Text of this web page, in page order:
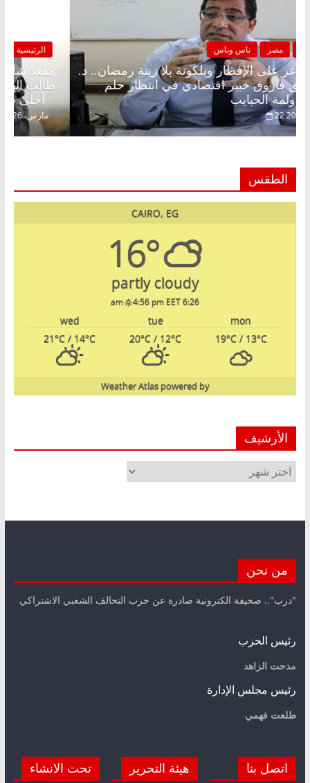
الرئيسية مصر ناس وناس
مقعد شاغر على الإفطار وبلكونة بلا زينة رمضان.. د.
عبدالخالق فاروق خبير اقتصادي في انتظار حلم
الحرية ولمة الحبايب
22 فبراير، 2026
الطقس
CAIRO, EG
16°
partly cloudy
6:26 am
4:56 pm EET
mon
tue
wed
19°C/ 13°C
20°C / 12°C
21°C / 14°C
powered by
Weather Atlas
الأرشيف
الأرشيف
من نحن
"درب".. صحيفة الكترونية صادرة عن حزب التحالف الشعبي الاشتراكي
رئيس الحزب
مدحت الزاهد
رئيس مجلس الإدارة
طلعت فهمي
اتصل بنا هيئة التحرير تحت الانشاء